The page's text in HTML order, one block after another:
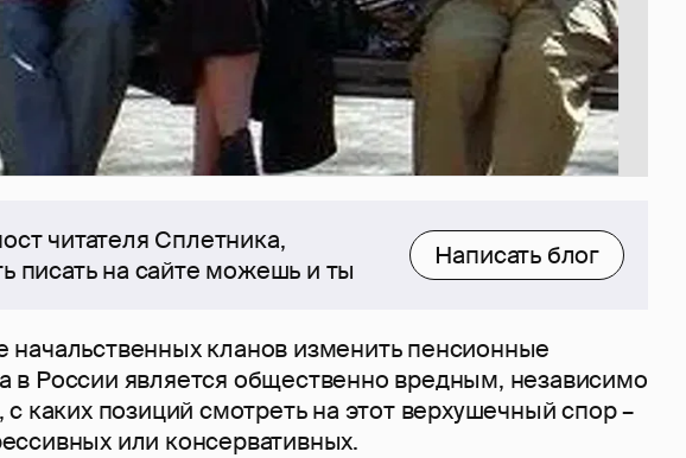
читателя Сплетника,
писать на сайте можешь и ты
Написать блог
начальственных кланов изменить пенсионные
в России является общественно вредным, независимо
с каких позиций смотреть на этот верхушечный спор –
или консервативных.